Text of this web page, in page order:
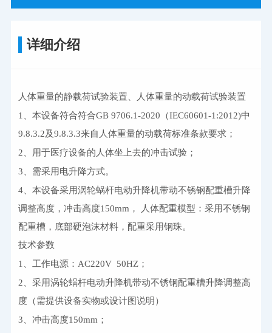
详细介绍
人体重量的静载荷试验装置、人体重量的动载荷试验装置
1、本设备符合符合GB 9706.1-2020（IEC60601-1:2012)中
9.8.3.2及9.8.3.3来自人体重量的动载荷标准条款要求；
2、用于医疗设备的人体坐上去的冲击试验；
3、需采用电升降方式。
4、本设备采用涡轮蜗杆电动升降机带动不锈钢配重槽升降
调整高度，冲击高度150mm， 人体配重模型：采用不锈钢
配重槽，底部硬泡沫材料，配重采用钢珠。
技术参数
1、工作电源：AC220V  50HZ；
2、采用涡轮蜗杆电动升降机带动不锈钢配重槽升降调整高
度（需提供设备实物或设计图说明）
3、冲击高度150mm；